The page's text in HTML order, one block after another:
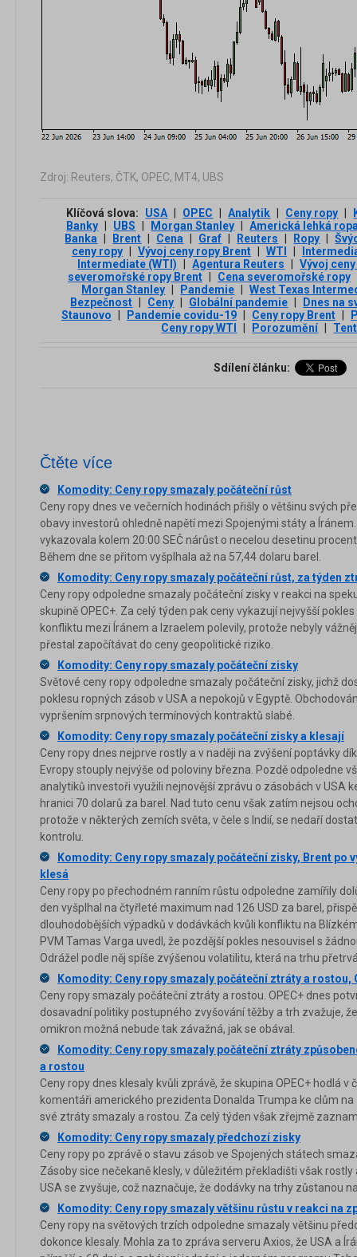
Zdroj: Reuters, ČTK, OPEC, MT4, UBS
Klíčová slova: USA OPEC Analytik Ceny ropy
Banky
UBS Morgan Stanley
Americká lehká
Banka
Brent Cena Graf Reuters Ropy
ceny ropy
Vývoj ceny ropy Brent WTI
Intermediate (WTI)
Agentura Reuters
Vývoj
severomořské ropy Brent
Cena severomořské ropy
Morgan Stanley
Pandemie
West Texas
Bezpečnost
Ceny Globální pandemie
Dnes na
Staunovo
Pandemie covidu-19 Ceny ropy Brent
Ceny ropy WTI
Porozumění
Sdílení článku:
Čtěte více
Komodity: Ceny ropy smazaly počáteční růst
Ceny ropy dnes ve večerních hodinách přišly o většinu svých
obavy investorů ohledně napětí mezi Spojenými státy a
vykazovala kolem 20:00 SEČ nárůst o necelou desetinu
Během dne se přitom vyšplhala až na 57,44 dolaru barel.
Komodity: Ceny ropy smazaly počáteční růst, za týden
Ceny ropy odpoledne smazaly počáteční zisky v reakci na
skupině OPEC+. Za celý týden pak ceny vykazují nejvyšší
konfliktu mezi Íránem a Izraelem polevily, protože nebyly
přestal započítávat do ceny geopolitické riziko.
Komodity: Ceny ropy smazaly počáteční zisky
Světové ceny ropy odpoledne smazaly počáteční zisky, jichž
poklesu ropných zásob v USA a nepokojů v Egyptě.
vypršením srpnových termínových kontraktů slabé.
Komodity: Ceny ropy smazaly počáteční zisky a klesají
Ceny ropy dnes nejprve rostly a v naději na zvýšení poptávky
Evropy stouply nejvýše od poloviny března. Pozdě odpoledne
analytiků investoři využili nejnovější zprávu o zásobách v USA
hranici 70 dolarů za barel. Nad tuto cenu však zatím nejsou
protože v některých zemích světa, v čele s Indií, se nedaří
kontrolu.
Komodity: Ceny ropy smazaly počáteční zisky, Brent po
klesá
Ceny ropy po přechodném ranním růstu odpoledne zamířily
den vyšplhal na čtyřleté maximum nad 126 USD za barel,
dlouhodobějších výpadků v dodávkách kvůli konfliktu na
PVM Tamas Varga uvedl, že pozdější pokles nesouvisel s
Odrážel podle něj spíše zvýšenou volatilitu, která na trhu
Komodity: Ceny ropy smazaly počáteční ztráty a rostou,
Ceny ropy smazaly počáteční ztráty a rostou. OPEC+ dnes
dosavadní politiky postupného zvyšování těžby a trh zvažuje,
omikron možná nebude tak závažná, jak se obával.
Komodity: Ceny ropy smazaly počáteční ztráty
a rostou
Ceny ropy dnes klesaly kvůli zprávě, že skupina OPEC+ hodlá v
komentáři amerického prezidenta Donalda Trumpa ke clům na
své ztráty smazaly a rostou. Za celý týden však zřejmě
Komodity: Ceny ropy smazaly předchozí zisky
Ceny ropy po zprávě o stavu zásob ve Spojených státech
Zásoby sice nečekaně klesly, v důležitém překladišti však
USA se zvyšuje, což naznačuje, že dodávky na trhy zůstanou
Komodity: Ceny ropy smazaly většinu růstu v reakci na
Ceny ropy na světových trzích odpoledne smazaly většinu
dokonce klesaly. Mohla za to zpráva serveru Axios, že USA a